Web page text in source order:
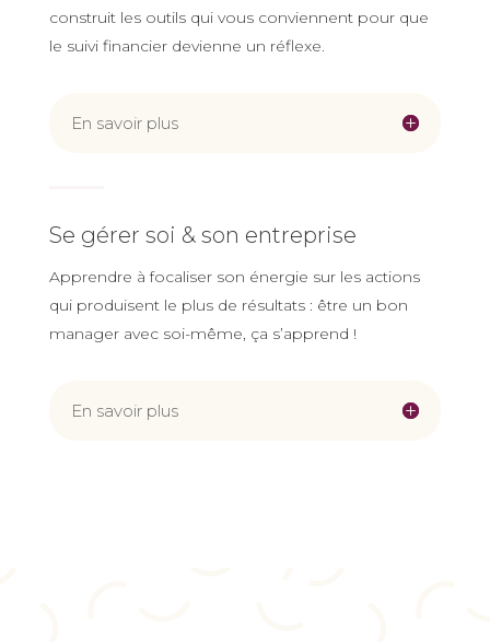
construit les outils qui vous conviennent pour que
le suivi financier devienne un réflexe.
En savoir plus
Se gérer soi & son entreprise
Apprendre à focaliser son énergie sur les actions
qui produisent le plus de résultats : être un bon
manager avec soi-même, ça s’apprend !
En savoir plus